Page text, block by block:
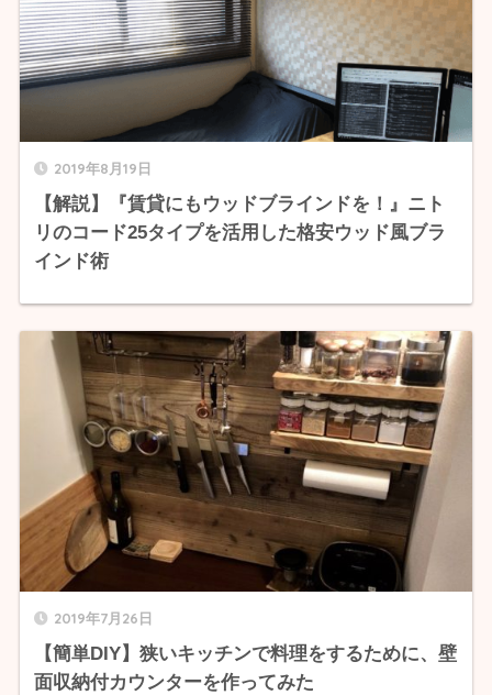
2019年8月19日
【解説】『賃貸にもウッドブラインドを！』ニト
リのコード25タイプを活用した格安ウッド風ブラ
インド術
2019年7月26日
【簡単DIY】狭いキッチンで料理をするために、壁
面収納付カウンターを作ってみた